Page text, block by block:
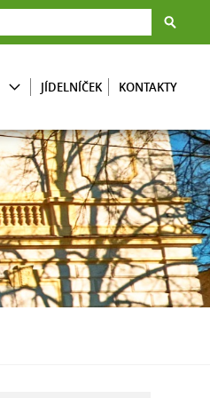
JÍDELNÍČEK KONTAKTY